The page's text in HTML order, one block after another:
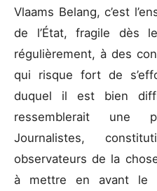
Vlaams Belang, c’est
de l’État, fragile dès
régulièrement, à des
qui risque fort de
duquel il est bien
ressemblerait une
Journalistes,
observateurs de la
à mettre en avant le